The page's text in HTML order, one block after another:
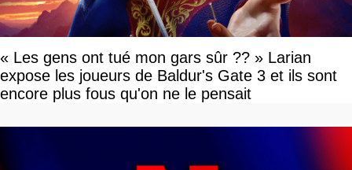
« Les gens ont tué mon gars sûr ?? » Larian
expose les joueurs de Baldur's Gate 3 et ils sont
encore plus fous qu'on ne le pensait